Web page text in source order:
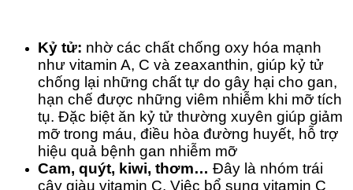
Kỷ tử: nhờ các chất chống oxy hóa mạnh
như vitamin A, C và zeaxanthin, giúp kỷ tử
chống lại những chất tự do gây hại cho gan,
hạn chế được những viêm nhiễm khi mỡ tích
tụ. Đặc biệt ăn kỷ tử thường xuyên giúp giảm
mỡ trong máu, điều hòa đường huyết, hỗ trợ
hiệu quả bệnh gan nhiễm mỡ
Cam, quýt, kiwi, thơm… Đây là nhóm trái
cây giàu vitamin C. Việc bổ sung vitamin C